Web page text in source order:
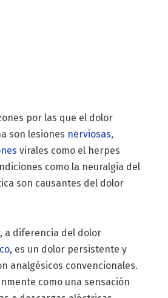
por las que el dolor
son lesiones nerviosas,
virales como el herpes
como la neuralgia del
son causantes del dolor
a diferencia del dolor
, es un dolor persistente y
analgésicos convencionales.
como una sensación